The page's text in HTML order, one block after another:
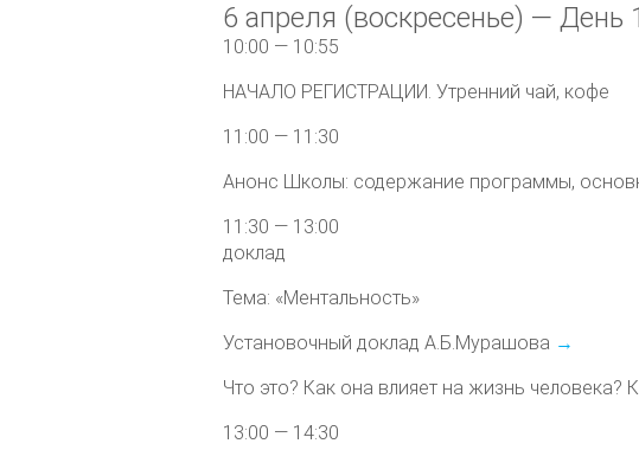
6 апреля (воскресенье) — День 1
10:00 — 10:55
НАЧАЛО РЕГИСТРАЦИИ. Утренний чай, кофе
11:00 — 11:30
Анонс Школы: содержание программы,
11:30 — 13:00
доклад
Тема: «Ментальность»
Установочный доклад А.Б.Мурашова →
Что это? Как она влияет на жизнь
13:00 — 14:30